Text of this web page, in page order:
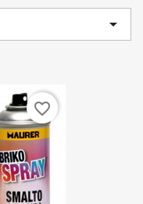

favorite_border